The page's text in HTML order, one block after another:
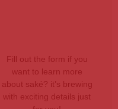
Fill out the form if you
want to learn more
about saké? it’s brewing
with exciting details just